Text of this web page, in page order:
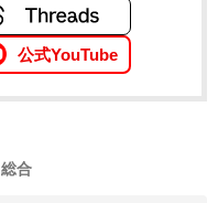
公式YouTube
総合